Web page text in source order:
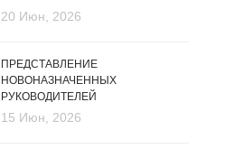
20 Июн, 2026
ПРЕДСТАВЛЕНИЕ
НОВОНАЗНАЧЕННЫХ
РУКОВОДИТЕЛЕЙ
15 Июн, 2026